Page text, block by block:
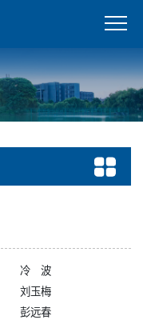
冷 波
刘玉梅
彭远春